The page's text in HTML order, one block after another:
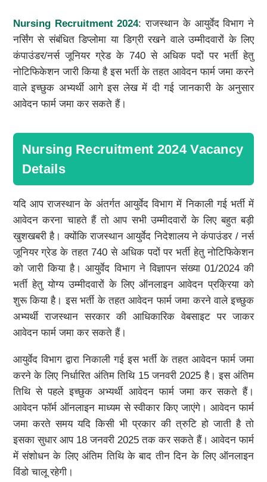
Nursing Recruitment 2024: राजस्थान के आयुर्वेद विभाग ने
नर्सिंग से संबंधित डिप्लोमा या डिग्री रखने वाले उम्मीदवारों के लिए
कंपाउंडर/नर्स जूनियर ग्रेड के 740 से अधिक पदों पर भर्ती हेतु
नोटिफिकेशन जारी किया है इस भर्ती के तहत आवेदन फार्म जमा करने
वाले इच्छुक अभ्यर्थी आगे इस लेख में दी गई जानकारी के अनुसार
आवेदन फार्म जमा कर सकते हैं।
Nursing Recruitment 2024 Vacancy
Details
यदि आप राजस्थान के अंतर्गत आयुर्वेद विभाग में निकाली गई भर्ती में
आवेदन करना चाहते हैं तो आप सभी उम्मीदवारों के लिए बहुत बड़ी
खुशखबरी है। क्योंकि राजस्थान आयुर्वेद निदेशालय ने कंपाउंडर / नर्स
जूनियर ग्रेड के तहत 740 से अधिक पदों पर भर्ती हेतु नोटिफिकेशन
को जारी किया है। आयुर्वेद विभाग ने विज्ञापन संख्या 01/2024 की
भर्ती हेतु योग्य उम्मीदवारों के लिए ऑनलाइन आवेदन प्रक्रिया को
शुरू किया है। इस भर्ती के तहत आवेदन फार्म जमा करने वाले इच्छुक
अभ्यर्थी राजस्थान सरकार की आधिकारिक वेबसाइट पर जाकर
आवेदन फार्म जमा कर सकते हैं।
आयुर्वेद विभाग द्वारा निकाली गई इस भर्ती के तहत आवेदन फार्म जमा
करने के लिए निर्धारित अंतिम तिथि 15 जनवरी 2025 है। इस अंतिम
तिथि से पहले इच्छुक अभ्यर्थी आवेदन फार्म जमा कर सकते हैं।
आवेदन फॉर्म ऑनलाइन माध्यम से स्वीकार किए जाएंगे। आवेदन फार्म
जमा करते समय यदि किसी भी प्रकार की त्रुटि हो जाती है तो
इसका सुधार आप 18 जनवरी 2025 तक कर सकते हैं। आवेदन फार्म
में संशोधन के लिए अंतिम तिथि के बाद तीन दिन के लिए ऑनलाइन
विंडो चालू रहेगी।